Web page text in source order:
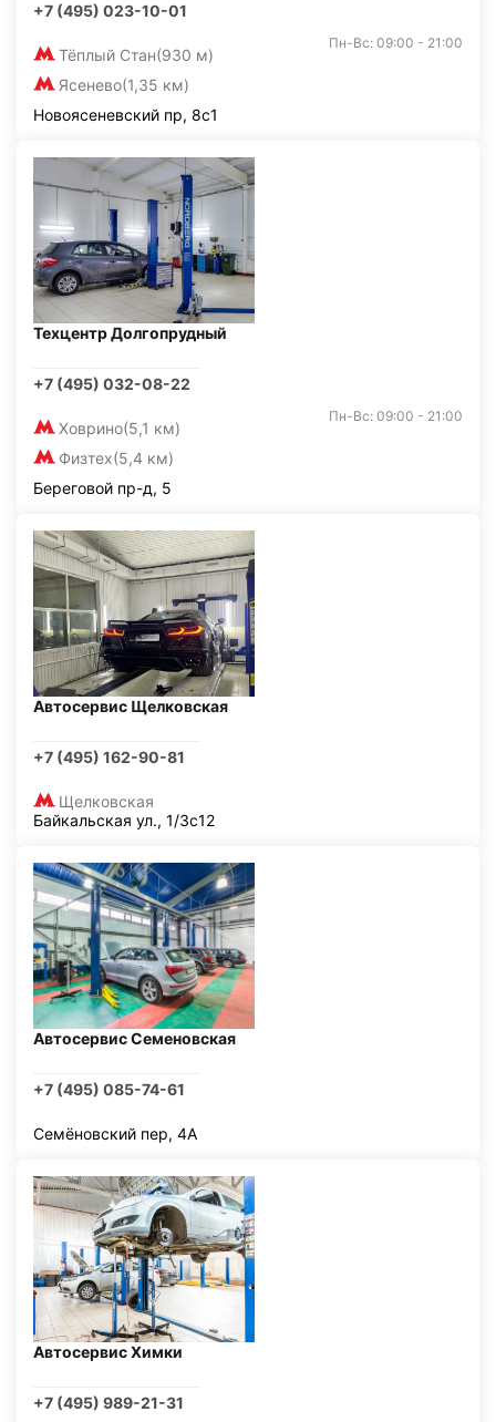
+7 (495) 023-10-01
Тёплый Стан(930 м)
Ясенево(1,35 км)
Пн-Вс: 09:00 - 21:00
Новоясеневский пр, 8с1
Техцентр Долгопрудный
+7 (495) 032-08-22
Ховрино(5,1 км)
Физтех(5,4 км)
Пн-Вс: 09:00 - 21:00
Береговой пр-д, 5
Автосервис Щелковская
+7 (495) 162-90-81
Щелковская
Байкальская ул., 1/3с12
Автосервис Семеновская
+7 (495) 085-74-61
Семёновский пер, 4А
Автосервис Химки
+7 (495) 989-21-31